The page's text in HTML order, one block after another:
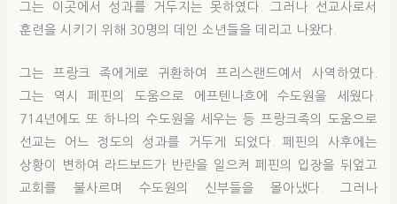
그는 이곳에서 성과를 거두지는 못하였다. 그러나 선교사로서
훈련을 시키기 위해 30명의 데인 소년들을 데리고 나왔다.
그는 프랑크 족에게로 귀환하여 프리스랜드예서 사역하였다.
그는 역시 페핀의 도움으로 에프텐나흐에 수도원을 세웠다.
714년에도 또 하나의 수도원을 세우는 등 프랑크족의 도움으로
선교는 어느 정도의 성과를 거두게 되었다. 페핀의 사후에는
상황이 변하여 라드보드가 반란을 일으켜 페핀의 입장을 뒤엎고
교회를 불사르며 수도원의 신부들을 몰아냈다. 그러나